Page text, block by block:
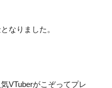
なりました。
VTuberがこぞってプレ